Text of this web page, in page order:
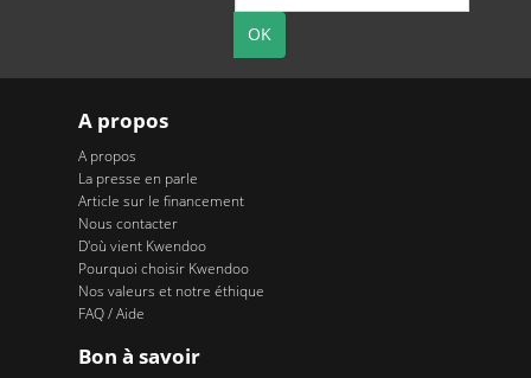
A propos
A propos
La presse en parle
Article sur le financement
Nous contacter
D'où vient Kwendoo
Pourquoi choisir Kwendoo
Nos valeurs et notre éthique
FAQ / Aide
Bon à savoir